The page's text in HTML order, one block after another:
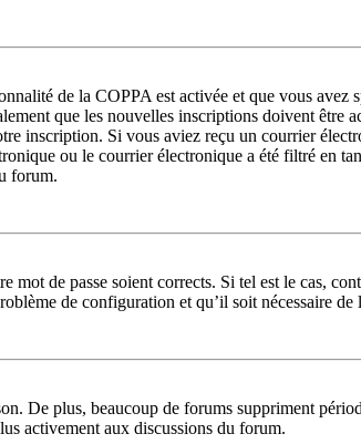
de la COPPA est activée et que vous avez
que les nouvelles inscriptions doivent être
inscription. Si vous aviez reçu un courrier
ou le courrier électronique a été filtré en
forum.
de passe soient corrects. Si tel est le cas,
de configuration et qu’il soit nécessaire de
De plus, beaucoup de forums suppriment
activement aux discussions du forum.